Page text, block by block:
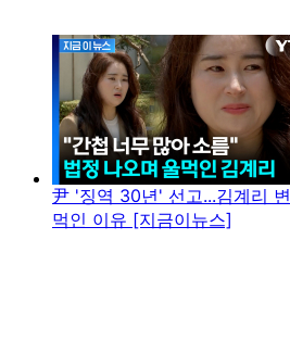
尹 '징역 30년' 선고...김계리
먹인 이유 [지금이뉴스]